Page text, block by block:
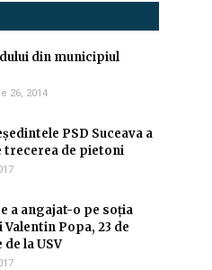
din municipiul
26, 2014
PSD Suceava a
trecerea de pietoni
a angajat-o pe soția
Popa, 23 de
la USV